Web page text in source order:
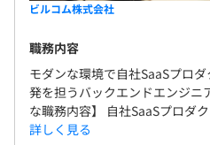
ビルコム株式会社
職務内容
モダンな環境で自社SaaSプロ
発を担うバックエンドエンジニ
な職務内容】 自社SaaSプロダ
詳しく見る